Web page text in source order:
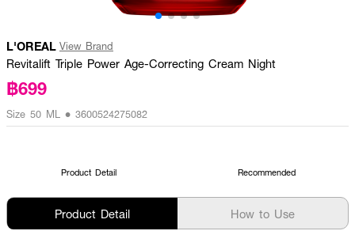
L'OREAL View Brand
Revitalift Triple Power Age-Correcting Cream Night
฿699
Size 50 ML • 3600524275082
Product Detail Recommended
Product Detail How to Use